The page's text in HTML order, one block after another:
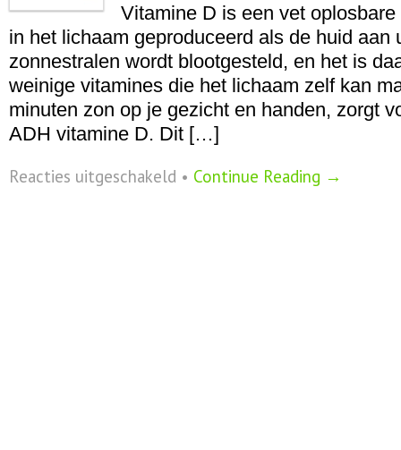
Vitamine D is een vet
in het lichaam geproduceerd als de huid aan
zonnestralen wordt blootgesteld, en het is
weinige vitamines die het lichaam zelf kan
minuten zon op je gezicht en handen, zorgt
ADH vitamine D. Dit […]
Reacties uitgeschakeld voor
Vitamine
• Continue Reading →